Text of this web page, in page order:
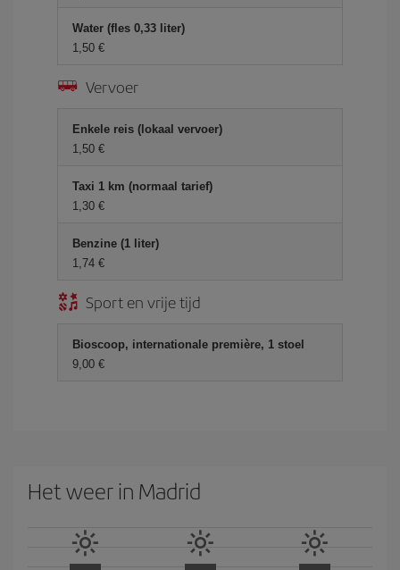
Water (fles 0,33 liter)
1,50 €
Vervoer
Enkele reis (lokaal vervoer)
1,50 €
Taxi 1 km (normaal tarief)
1,30 €
Benzine (1 liter)
1,74 €
Sport en vrije tijd
Bioscoop, internationale première, 1 stoel
9,00 €
Het weer in Madrid